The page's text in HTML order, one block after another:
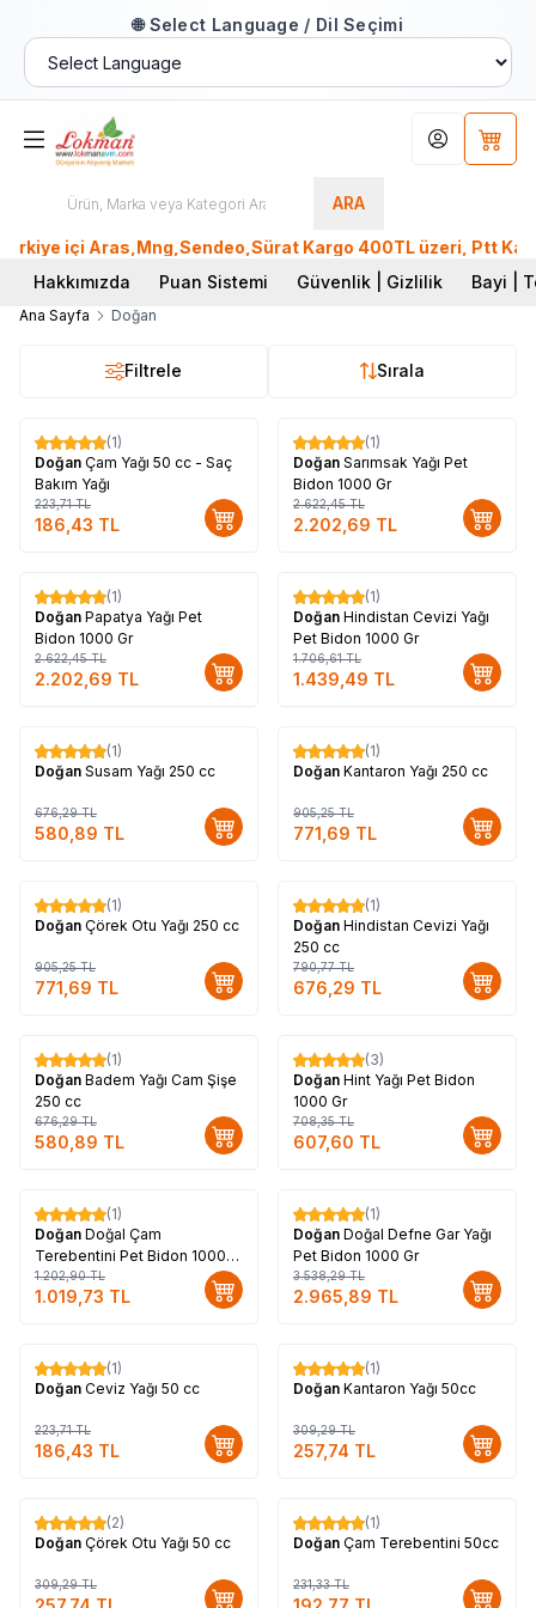
🌐 Select Language / Dil Seçimi
ARA
Hesabım
içi Aras,Mng,Sendeo,Sürat Kargo 400TL üzeri, Ptt Kargo
Hakkımızda
Puan Sistemi Güvenlik | Gizlilik Bayi |
Ana Sayfa Doğan
Filtrele Sırala
%17
(1)
Doğan Çam Yağı 50 cc - Saç
Bakım Yağı
223,71TL
186,43 TL
%16
(1)
Doğan Sarımsak Yağı Pet
Bidon 1000 Gr
2.622,45TL
2.202,69 TL
%16
(1)
Doğan Papatya Yağı Pet
Bidon 1000 Gr
2.622,45TL
2.202,69 TL
%16
(1)
Doğan Hindistan Cevizi Yağı
Pet Bidon 1000 Gr
1.706,61TL
1.439,49 TL
%14
(1)
Doğan Susam Yağı 250 cc
676,29TL
580,89 TL
%15
(1)
Doğan Kantaron Yağı 250 cc
905,25TL
771,69 TL
%15
(1)
Doğan Çörek Otu Yağı 250 cc
905,25TL
771,69 TL
%14
(1)
Doğan Hindistan Cevizi Yağı
250 cc
790,77TL
676,29 TL
%14
(1)
Doğan Badem Yağı Cam Şişe
250 cc
676,29TL
580,89 TL
%14
(3)
Doğan Hint Yağı Pet Bidon
1000 Gr
708,35TL
607,60 TL
%15
(1)
Doğan Doğal Çam
Terebentini Pet Bidon 1000
Gr
1.202,90TL
1.019,73 TL
%16
(1)
Doğan Doğal Defne Gar Yağı
Pet Bidon 1000 Gr
3.538,29TL
2.965,89 TL
%17
(1)
Doğan Ceviz Yağı 50 cc
223,71TL
186,43 TL
%17
(1)
Doğan Kantaron Yağı 50cc
309,29TL
257,74 TL
%17
(2)
Doğan Çörek Otu Yağı 50 cc
309,29TL
%17
(1)
Doğan Çam Terebentini 50cc
231,33TL